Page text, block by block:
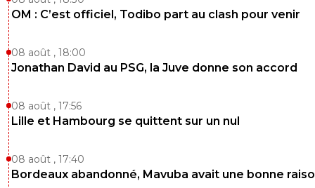
OM : C’est officiel, Todibo part au clash pour venir
08 août , 18:00
Jonathan David au PSG, la Juve donne son accord
08 août , 17:56
Lille et Hambourg se quittent sur un nul
08 août , 17:40
Bordeaux abandonné, Mavuba avait une bonne